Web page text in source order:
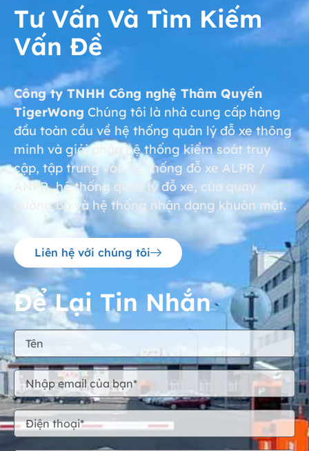
Tư Vấn Và Tìm Kiếm
Vấn Đề
Công ty TNHH Công nghệ Thâm Quyến
TigerWong Chúng tôi là nhà cung cấp hàng
đầu toàn cầu về hệ thống quản lý đỗ xe thông
minh và giải pháp hệ thống kiểm soát truy
cập, tập trung vào hệ thống đỗ xe ALPR /
ANPR, hệ thống quản lý đỗ xe, cửa quay
đường bộ và hệ thống nhận dạng khuôn mặt.
Liên hệ với chúng tôi
Để Lại Tin Nhắn